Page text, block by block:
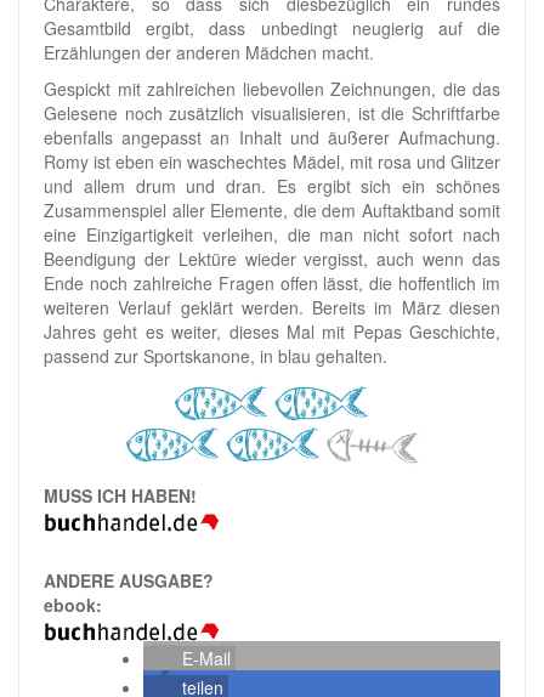
Gesamtbild ergibt, dass unbedingt neugierig auf die
Erzählungen der anderen Mädchen macht.
Gespickt mit zahlreichen liebevollen Zeichnungen, die das
Gelesene noch zusätzlich visualisieren, ist die Schriftfarbe
ebenfalls angepasst an Inhalt und äußerer Aufmachung.
Romy ist eben ein waschechtes Mädel, mit rosa und Glitzer
und allem drum und dran. Es ergibt sich ein schönes
Zusammenspiel aller Elemente, die dem Auftaktband somit
eine Einzigartigkeit verleihen, die man nicht sofort nach
Beendigung der Lektüre wieder vergisst, auch wenn das
Ende noch zahlreiche Fragen offen lässt, die hoffentlich im
weiteren Verlauf geklärt werden. Bereits im März diesen
Jahres geht es weiter, dieses Mal mit Pepas Geschichte,
passend zur Sportskanone, in blau gehalten.
MUSS ICH HABEN!
ANDERE AUSGABE?
ebook:
E-Mail
teilen